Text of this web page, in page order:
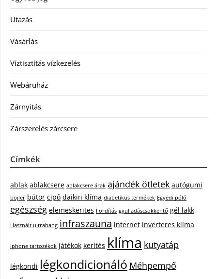
Utazás
Vásárlás
Víztisztítás vízkezelés
Webáruház
Zárnyitás
Zárszerelés zárcsere
Címkék
ablak ablakcsere ablakcsere árak ajándék ötletek autógumi
bojler bútor cipő daikin klíma diabetikus termékek Egyedi póló
egészség elemeskerites Fordítás gyulladáscsökkentő gél lakk
Használt ultrahang infraszauna internet inverteres klíma
Iphone tartozékok játékok kerítés klíma kutyatáp
légkondi légkondicionáló Méhpempő